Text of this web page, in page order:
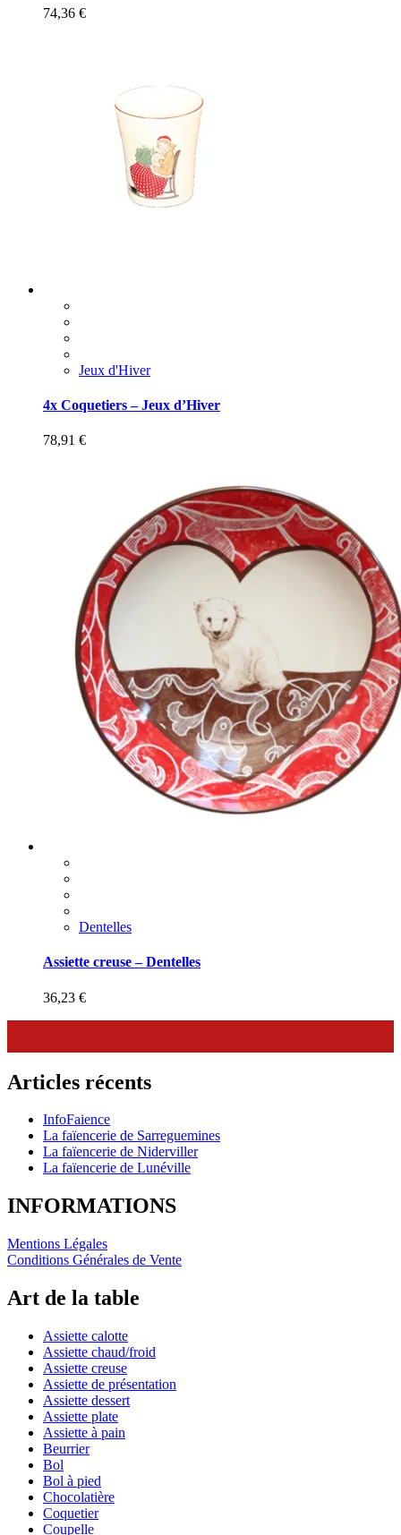
74,36 €
Jeux d'Hiver
4x Coquetiers – Jeux d’Hiver
78,91 €
Dentelles
Assiette creuse – Dentelles
36,23 €
Articles récents
InfoFaience
La faïencerie de Sarreguemines
La faïencerie de Niderviller
La faïencerie de Lunéville
INFORMATIONS
Mentions Légales
Conditions Générales de Vente
Art de la table
Assiette calotte
Assiette chaud/froid
Assiette creuse
Assiette de présentation
Assiette dessert
Assiette plate
Assiette à pain
Beurrier
Bol
Bol à pied
Chocolatière
Coquetier
Coupelle